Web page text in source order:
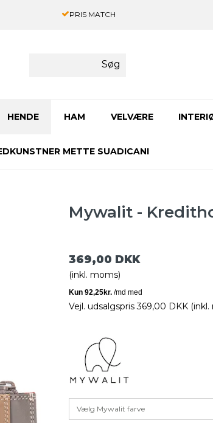
PRIS MATCH
Søg
HENDE HAM VELVÆRE
METTE SUADICANI
Mywalit -
369,00 DKK
(inkl. moms)
Vejl. udsalgspris 369,00 DKK
Vælg Mywalit farve